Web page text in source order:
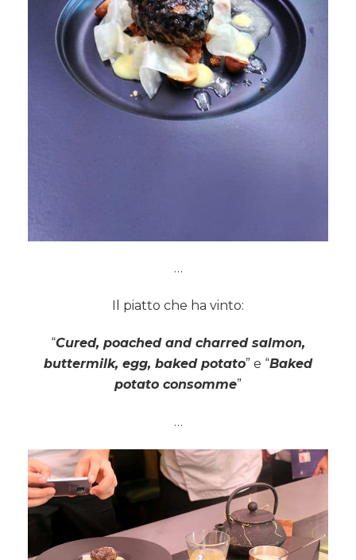
…
Il piatto che ha vinto:
“Cured, poached and charred salmon,
buttermilk, egg, baked potato” e “Baked
potato consomme”
…